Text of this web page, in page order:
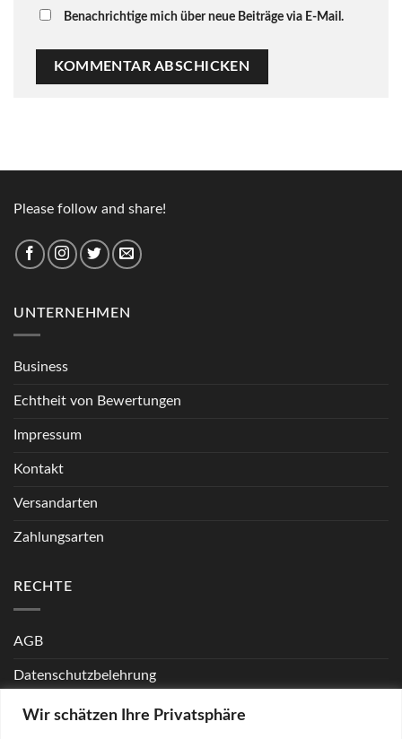
Wir schätzen Ihre Privatsphäre
Benachrichtige mich über neue Beiträge via E-Mail.
Please follow and share!
UNTERNEHMEN
Business
Echtheit von Bewertungen
Impressum
Kontakt
Versandarten
Zahlungsarten
RECHTE
AGB
Datenschutzbelehrung
Echtheit von Bewertungen